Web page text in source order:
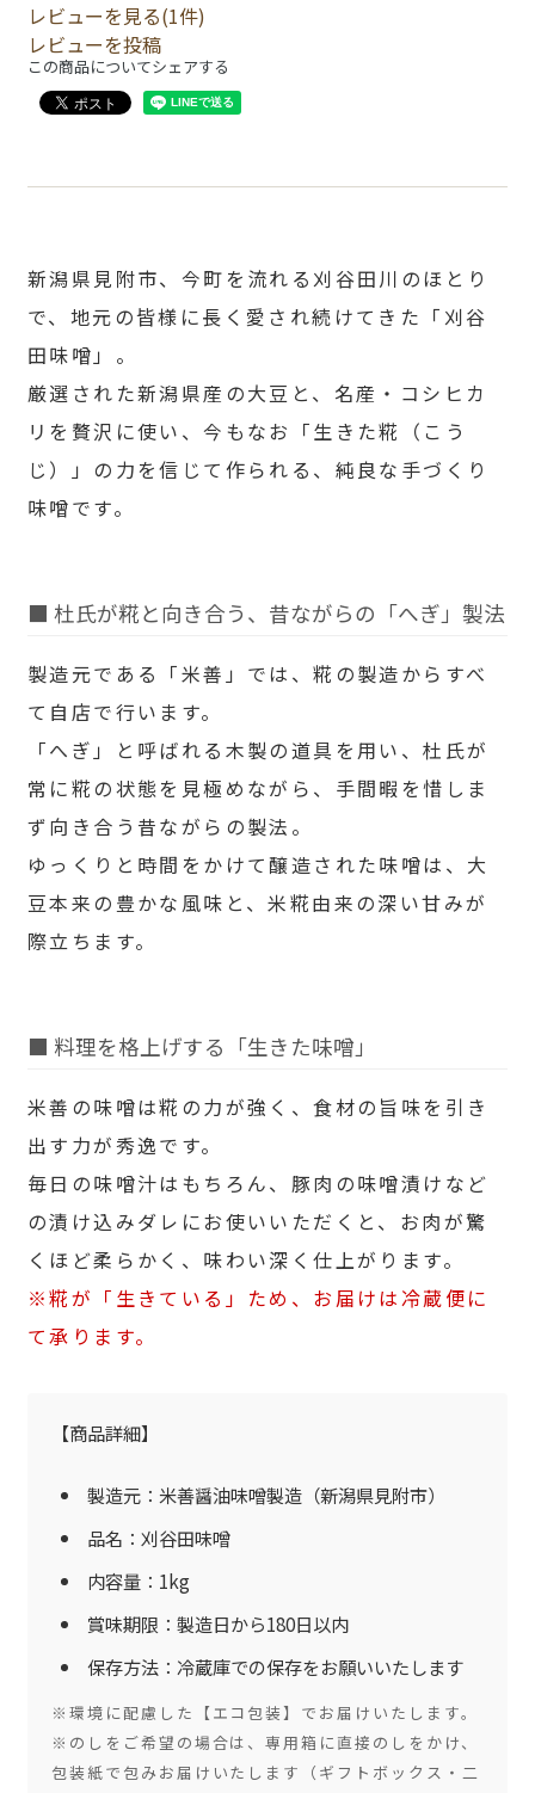
レビューを見る(1件)
レビューを投稿
この商品についてシェアする
新潟県見附市、今町を流れる刈谷田川のほとり
で、地元の皆様に長く愛され続けてきた「刈谷
田味噌」。
厳選された新潟県産の大豆と、名産・コシヒカ
リを贅沢に使い、今もなお「生きた糀（こう
じ）」の力を信じて作られる、純良な手づくり
味噌です。
■ 杜氏が糀と向き合う、昔ながらの「へぎ」製法
製造元である「米善」では、糀の製造からすべ
て自店で行います。
「へぎ」と呼ばれる木製の道具を用い、杜氏が
常に糀の状態を見極めながら、手間暇を惜しま
ず向き合う昔ながらの製法。
ゆっくりと時間をかけて醸造された味噌は、大
豆本来の豊かな風味と、米糀由来の深い甘みが
際立ちます。
■ 料理を格上げする「生きた味噌」
米善の味噌は糀の力が強く、食材の旨味を引き
出す力が秀逸です。
毎日の味噌汁はもちろん、豚肉の味噌漬けなど
の漬け込みダレにお使いいただくと、お肉が驚
くほど柔らかく、味わい深く仕上がります。
※糀が「生きている」ため、お届けは冷蔵便に
て承ります。
【商品詳細】
製造元：米善醤油味噌製造（新潟県見附市）
品名：刈谷田味噌
内容量：1kg
賞味期限：製造日から180日以内
保存方法：冷蔵庫での保存をお願いいたします
※環境に配慮した【エコ包装】でお届けいたします。
※のしをご希望の場合は、専用箱に直接のしをかけ、
包装紙で包みお届けいたします（ギフトボックス・二